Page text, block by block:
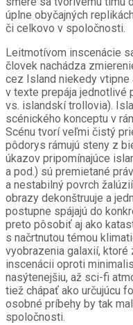
úplne obyčajných
či celkovo v spoločnosti.
Leitmotívom inscenácie
človek nachádza
cez Island niekedy vtipne
v texte prepája jednotlivé
vs. islandskí trollovia).
scénického konceptu v
Scénu tvorí veľmi čistý
pôdorys rámujú steny z
úkazov pripomínajúce
a pod.) sú premietané
a nestabilný povrch
obrazy dekonštruuje a
postupne spájajú do
preto pôsobiť aj ako
s načrtnutou témou
vyobrazenia galaxií, ktoré
inscenácii oproti
nasýtenejšiu, až sci-fi
tiež chápať ako určujúcu
osobné príbehy by tak
spoločnosti.